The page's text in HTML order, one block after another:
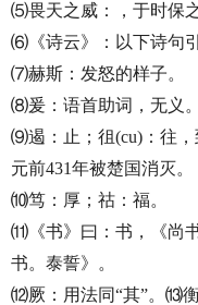
⑸畏天之威：，于时保
⑹《诗云》：以下诗句
⑺赫斯：发怒的样子。
⑻爰：语首助词，无义。
⑼遏：止；徂(cu)：往
元前431年被楚国消灭。
⑽笃：厚；祜：福。
⑾《书》曰：书，《尚
书。泰誓》。
⑿厥：用法同“其”。⒀衡